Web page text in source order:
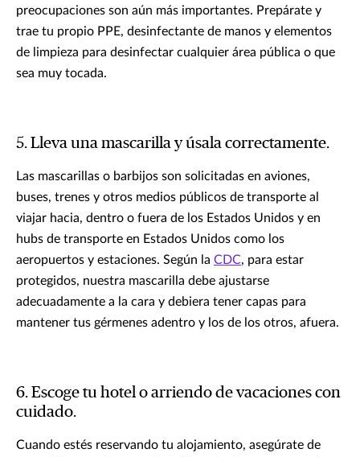
preocupaciones son aún más importantes. Prepárate y
trae tu propio PPE, desinfectante de manos y elementos
de limpieza para desinfectar cualquier área pública o que
sea muy tocada.
5. Lleva una mascarilla y úsala correctamente.
Las mascarillas o barbijos son solicitadas en aviones,
buses, trenes y otros medios públicos de transporte al
viajar hacia, dentro o fuera de los Estados Unidos y en
hubs de transporte en Estados Unidos como los
aeropuertos y estaciones. Según la CDC, para estar
protegidos, nuestra mascarilla debe ajustarse
adecuadamente a la cara y debiera tener capas para
mantener tus gérmenes adentro y los de los otros, afuera.
6. Escoge tu hotel o arriendo de vacaciones con
cuidado.
Cuando estés reservando tu alojamiento, asegúrate de